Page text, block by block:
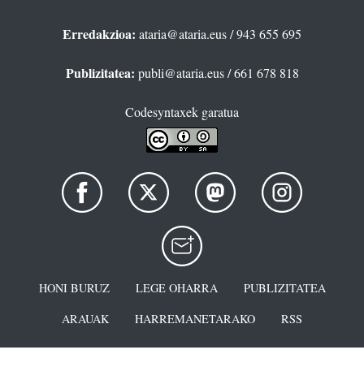
Erredakzioa: ataria@ataria.eus/ 943 655 695
Publizitatea: publi@ataria.eus/ 661 678 818
Codesyntaxek garatua
HONI BURUZ LEGE OHARRA
PUBLIZITATEA
ARAUAK
HARREMANETARAKO RSS